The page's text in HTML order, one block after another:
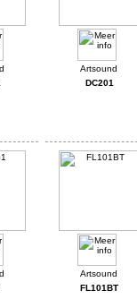
DC201
FL101BT